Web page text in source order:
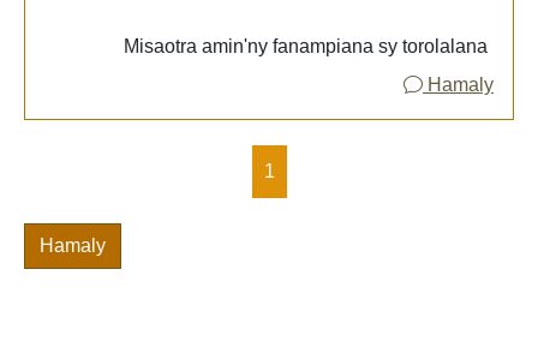
Misaotra amin'ny fanampiana sy torolalana
Hamaly
1
Hamaly